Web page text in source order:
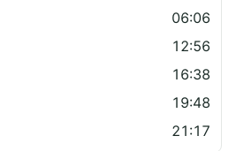
06:06
12:56
16:38
19:48
21:17